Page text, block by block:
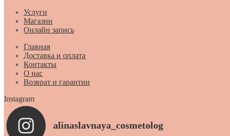
Услуги
Магазин
Онлайн запись
Главная
Доставка и оплата
Контакты
О нас
Возврат и гарантии
Instagram
alinaslavnaya_cosmetolog